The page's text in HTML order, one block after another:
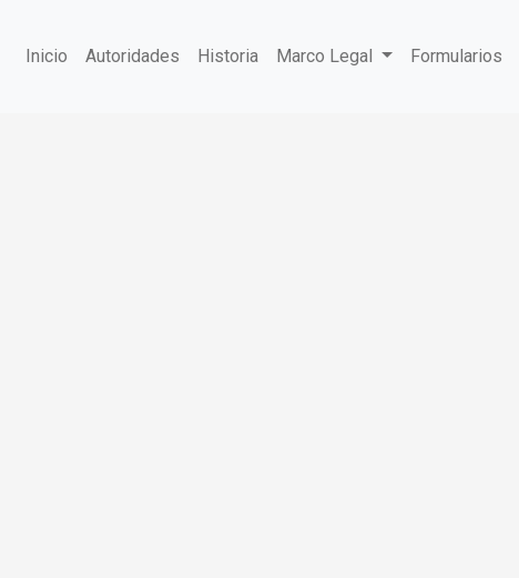
Inicio Autoridades Historia Marco Legal Formularios